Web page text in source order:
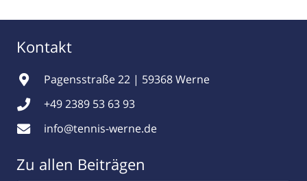
Kontakt
Pagensstraße 22 | 59368 Werne
+49 2389 53 63 93
info@tennis-werne.de
Zu allen Beiträgen